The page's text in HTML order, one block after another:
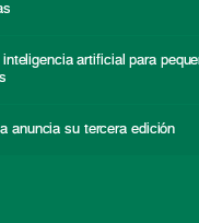
artificial para
anuncia su tercera edición